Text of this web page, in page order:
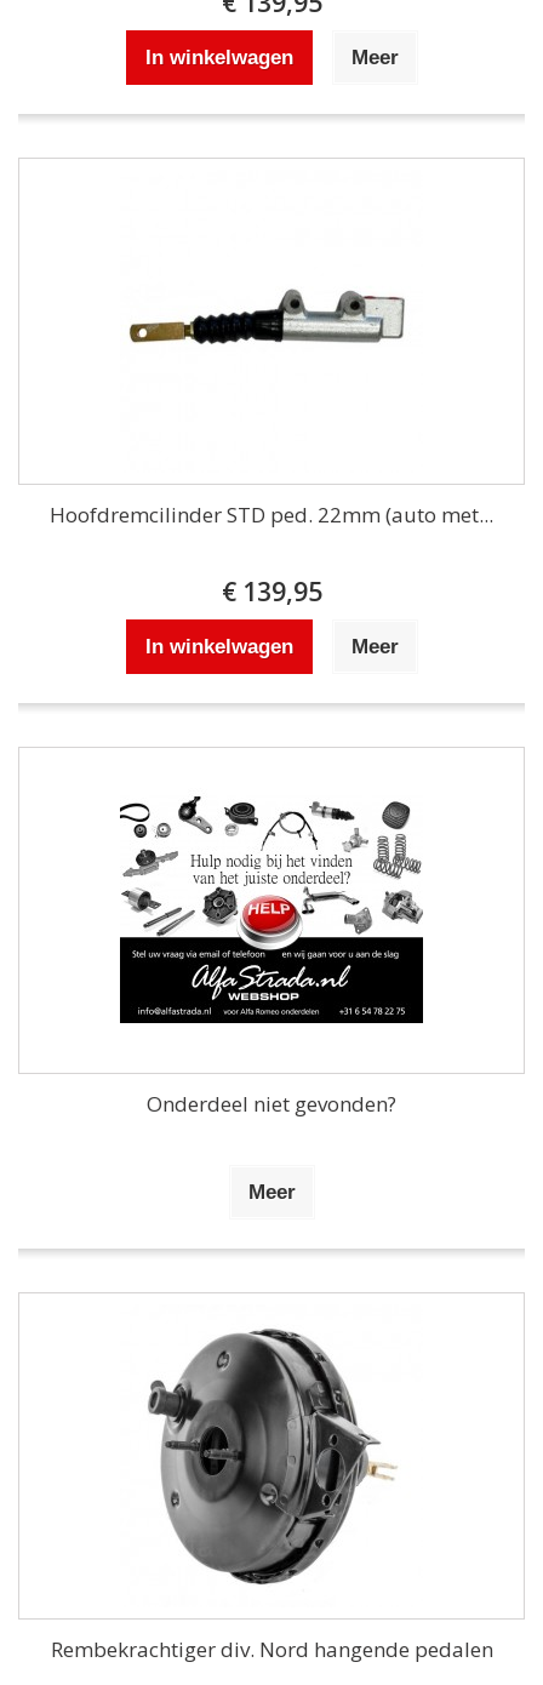
In winkelwagen Meer
Hoofdremcilinder STD ped. 22mm (auto met...
€ 139,95
In winkelwagen Meer
Onderdeel niet gevonden?
Meer
Rembekrachtiger div. Nord hangende pedalen